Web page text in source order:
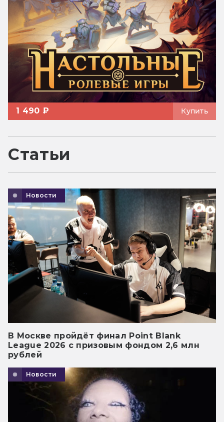
1 490 ₽ Купить
Статьи
Новости
В Москве пройдёт финал Point Blank
League 2026 с призовым фондом 2,6 млн
рублей
Новости